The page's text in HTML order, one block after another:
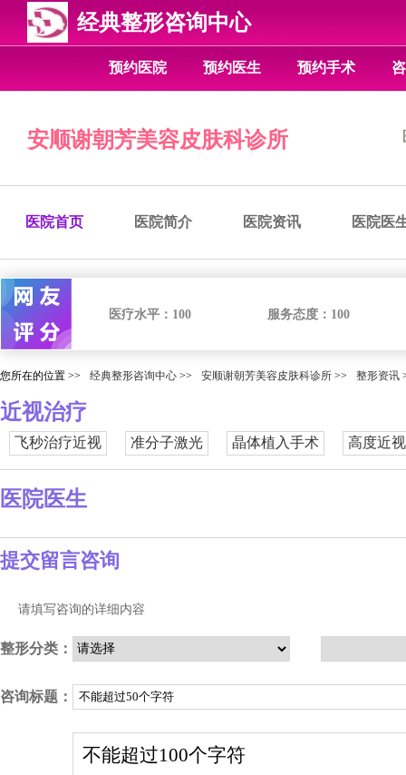
经典整形咨询中心
预约医院 预约医生 预约手术
安顺谢朝芳美容皮肤科诊所
医院首页 医院简介 医院资讯 医院医
医疗水平： 100 服务态度： 100
您所在的位置 >> 经典整形咨询中心 >> 安顺谢朝芳美容皮肤科诊所 >> 整形资讯
近视治疗
飞秒治疗近视 准分子激光 晶体植入手术 高度近视
医院医生
提交留言咨询
请填写咨询的详细内容
整形分类：
咨询标题：